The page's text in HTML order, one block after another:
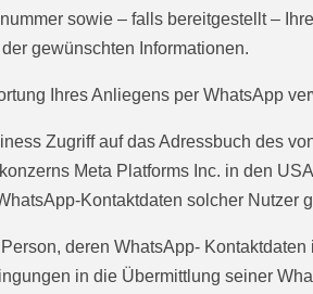
sowie – falls bereitgestellt –
gewünschten Informationen.
Ihres Anliegens per WhatsApp
Zugriff auf das Adressbuch des
Meta Platforms Inc. in den
Kontaktdaten solcher Nutzer
deren WhatsApp-
in die Übermittlung seiner